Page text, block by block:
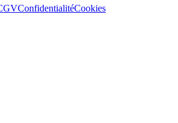
ConfidentialitéCookies